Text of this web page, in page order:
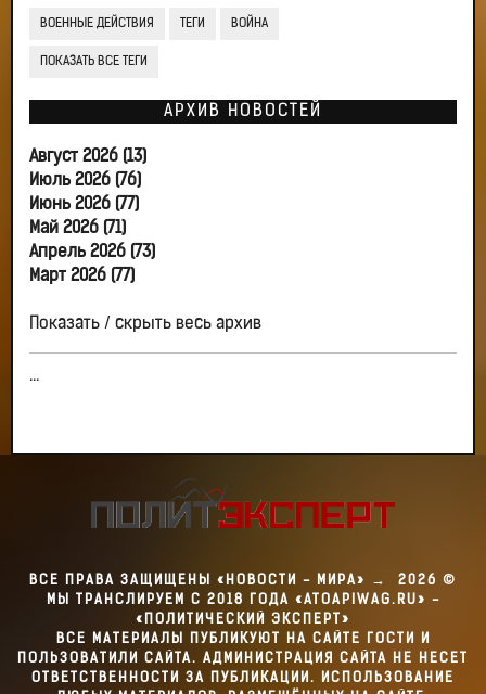
ВОЕННЫЕ ДЕЙСТВИЯ ТЕГИ ВОЙНА
ПОКАЗАТЬ ВСЕ ТЕГИ
АРХИВ НОВОСТЕЙ
Август 2026 (13)
Июль 2026 (76)
Июнь 2026 (77)
Май 2026 (71)
Апрель 2026 (73)
Март 2026 (77)
Показать / скрыть весь архив
...
ВСЕ ПРАВА ЗАЩИЩЕНЫ «НОВОСТИ - МИРА» → 2026 ©
МЫ ТРАНСЛИРУЕМ С 2018 ГОДА «ATOAPIWAG.RU» -
«ПОЛИТИЧЕСКИЙ ЭКСПЕРТ»
ВСЕ МАТЕРИАЛЫ ПУБЛИКУЮТ НА САЙТЕ ГОСТИ И
ПОЛЬЗОВАТИЛИ САЙТА. АДМИНИСТРАЦИЯ САЙТА НЕ НЕСЕТ
ОТВЕТСТВЕННОСТИ ЗА ПУБЛИКАЦИИ. ИСПОЛЬЗОВАНИЕ